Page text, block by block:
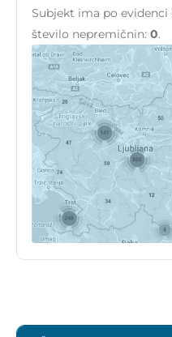
Subjekt ima po evidenci
število nepremičnin: 0.